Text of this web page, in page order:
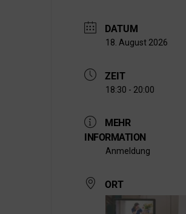
DATUM
18. August 2026
ZEIT
18:30 - 20:00
MEHR
INFORMATION
Anmeldung
ORT